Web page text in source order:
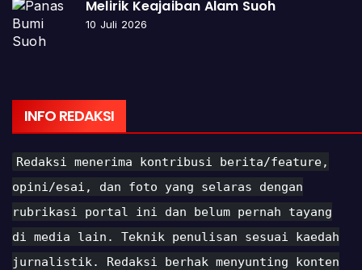
Melirik Keajaiban Alam Suoh
10 Juli 2026
INFO REDAKSI
Redaksi menerima kontribusi berita/feature,
opini/esai, dan foto yang selaras dengan
rubrikasi portal ini dan belum pernah tayang
di media lain. Teknik penulisan sesuai kaedah
jurnalistik. Redaksi berhak menyunting konten